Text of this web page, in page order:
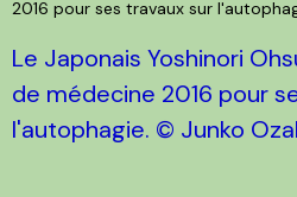
Le Japonais Yoshinori
de médecine 2016 pour
l'autophagie. © Junko